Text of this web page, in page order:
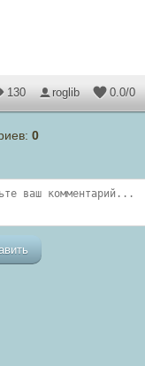
130 roglib 0.0/0
: 0